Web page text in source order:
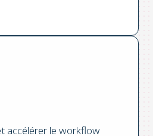
accélérer le workflow